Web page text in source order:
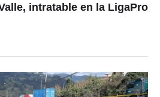
intratable en la LigaPro